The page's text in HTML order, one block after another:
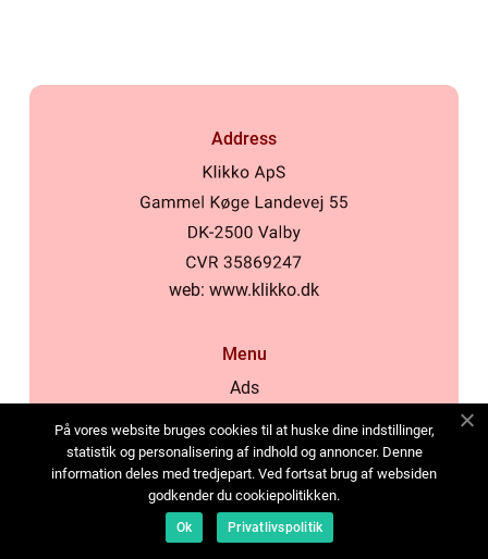
Address
web: www.klikko.dk
Menu
Ads
Cookies
Contact
Sitemap
På vores website bruges cookies til at huske dine indstillinger,
statistik og personalisering af indhold og annoncer. Denne
information deles med tredjepart. Ved fortsat brug af websiden
godkender du cookiepolitikken.
Ok Privatlivspolitik